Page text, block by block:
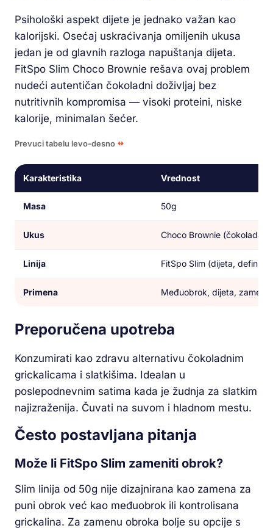
Psihološki aspekt dijete je jednako važan kao
kalorijski. Osećaj uskraćivanja omiljenih ukusa
jedan je od glavnih razloga napuštanja dijeta.
FitSpo Slim Choco Brownie rešava ovaj problem
nudeći autentičan čokoladni doživljaj bez
nutritivnih kompromisa — visoki proteini, niske
kalorije, minimalan šećer.
Prevuci tabelu levo-desno
Karakteristika Vrednost
Masa 50g
Ukus Choco Brownie (čokolada)
Linija FitSpo Slim (dijeta,
Primena Međuobrok, dijeta,
Preporučena upotreba
Konzumirati kao zdravu alternativu čokoladnim
grickalicama i slatkišima. Idealan u
poslepodnevnim satima kada je žudnja za slatkim
najizraženija. Čuvati na suvom i hladnom mestu.
Često postavljana pitanja
Može li FitSpo Slim zameniti obrok?
Slim linija od 50g nije dizajnirana kao zamena za
puni obrok već kao međuobrok ili kontrolisana
grickalina. Za zamenu obroka bolje su opcije s